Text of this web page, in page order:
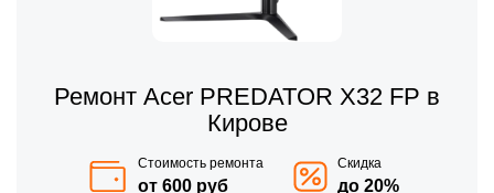
Ремонт Acer PREDATOR X32 FP в
Кирове
Стоимость ремонта
от 600 руб
Скидка
до 20%